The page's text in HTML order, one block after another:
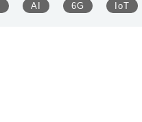
AI 6G IoT